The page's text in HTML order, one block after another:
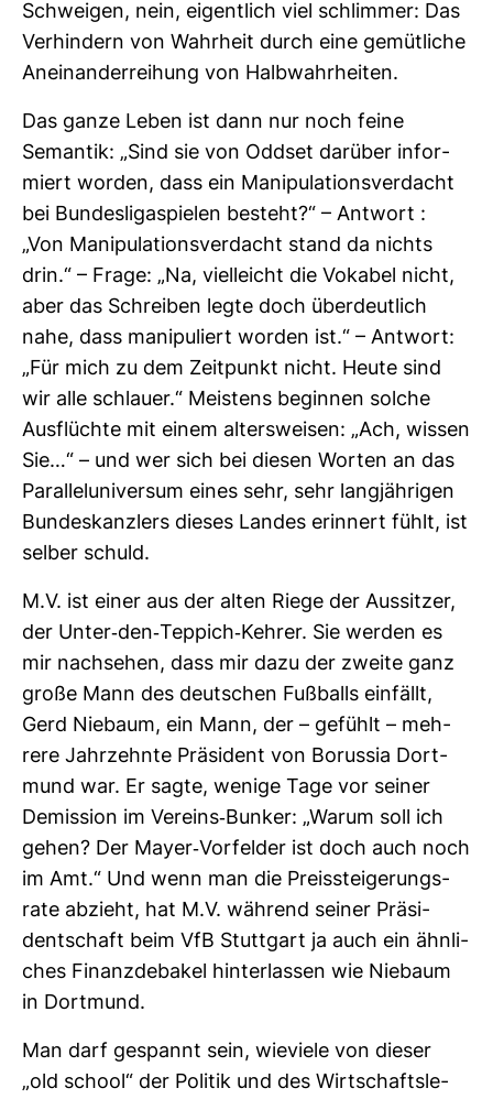
Schweigen, nein, eigent­lich viel schlimmer: Das
Ver­hin­dern von Wahr­heit durch eine gemüt­liche
Anein­an­der­rei­hung von Halb­wahr­heiten.
Das ganze Leben ist dann nur noch feine
Semantik: „Sind sie von Oddset dar­über infor­
miert worden, dass ein Mani­pu­la­ti­ons­ver­dacht
bei Bun­des­li­ga­spielen besteht?“ – Ant­wort :
„Von Mani­pu­la­ti­ons­ver­dacht stand da nichts
drin.“ – Frage: „Na, viel­leicht die Vokabel nicht,
aber das Schreiben legte doch über­deut­lich
nahe, dass mani­pu­liert worden ist.“ – Ant­wort:
„Für mich zu dem Zeit­punkt nicht. Heute sind
wir alle schlauer.“ Meis­tens beginnen solche
Aus­flüchte mit einem alters­weisen: „Ach, wissen
Sie…“ – und wer sich bei diesen Worten an das
Par­al­lel­uni­versum eines sehr, sehr lang­jäh­rigen
Bun­des­kanz­lers dieses Landes erin­nert fühlt, ist
selber schuld.
M.V. ist einer aus der alten Riege der Aus­sitzer,
der Unter-​den-​Tep­pich-​Kehrer. Sie werden es
mir nach­sehen, dass mir dazu der zweite ganz
große Mann des deut­schen Fuß­balls ein­fällt,
Gerd Nie­baum, ein Mann, der – gefühlt – meh­
rere Jahr­zehnte Prä­si­dent von Borussia Dort­
mund war. Er sagte, wenige Tage vor seiner
Demis­sion im Ver­eins-​Bunker: „Warum soll ich
gehen? Der Mayer-​Vor­felder ist doch auch noch
im Amt.“ Und wenn man die Preis­stei­ge­rungs­
rate abzieht, hat M.V. wäh­rend seiner Prä­si­
dent­schaft beim VfB Stutt­gart ja auch ein ähn­li­
ches Finanz­de­bakel hin­ter­lassen wie Nie­baum
in Dort­mund.
Man darf gespannt sein, wie­viele von dieser
„old school“ der Politik und des Wirt­schafts­le­